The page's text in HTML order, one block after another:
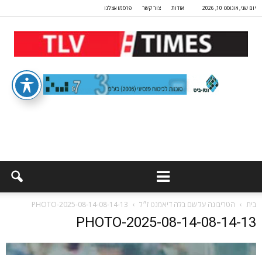
יום שני, אוגוסט 10, 2026 אודות צור קשר פרסמו אצלנו
בית הטריבונה על שם בלה דיאמנט ז״ל PHOTO-2025-08-14-08-14-13
PHOTO-2025-08-14-08-14-13